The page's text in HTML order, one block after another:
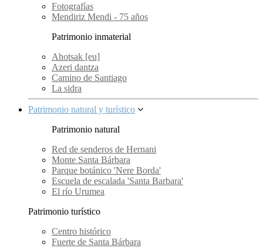
Fotografías
Mendiriz Mendi - 75 años
Patrimonio inmaterial
Ahotsak [eu]
Azeri dantza
Camino de Santiago
La sidra
Patrimonio natural y turístico
Patrimonio natural
Red de senderos de Hernani
Monte Santa Bárbara
Parque botánico 'Nere Borda'
Escuela de escalada 'Santa Barbara'
El río Urumea
Patrimonio turístico
Centro histórico
Fuerte de Santa Bárbara